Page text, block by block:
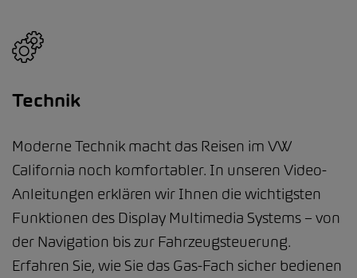
Technik
Moderne Technik macht das Reisen im VW
California noch komfortabler. In unseren Video-
Anleitungen erklären wir Ihnen die wichtigsten
Funktionen des Display Multimedia Systems – von
der Navigation bis zur Fahrzeugsteuerung.
Erfahren Sie, wie Sie das Gas-Fach sicher bedienen